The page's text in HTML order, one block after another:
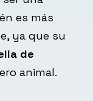
es más
ya que su
de
animal.